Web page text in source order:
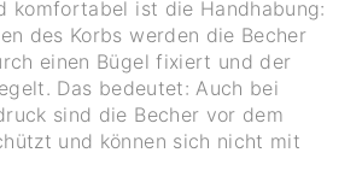
komfortabel ist die Handhabung:
des Korbs werden die Becher
einen Bügel fixiert und der
Das bedeutet: Auch bei
sind die Becher vor dem
und können sich nicht mit